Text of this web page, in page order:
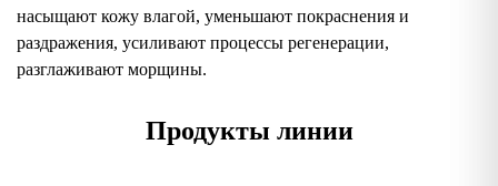
насыщают кожу влагой, уменьшают покраснения и
раздражения, усиливают процессы регенерации,
разглаживают морщины.
Продукты линии